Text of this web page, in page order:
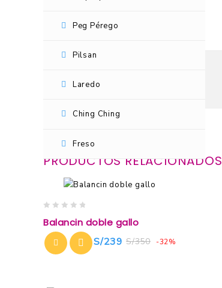
Peg Pérego
Pilsan
Laredo
Ching Ching
Freso
PRODUCTOS RELACIONADOS
out
of
5
Balancin doble gallo
S/350
S/239 -32%